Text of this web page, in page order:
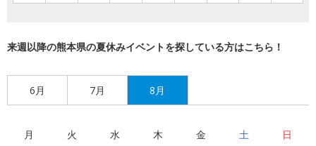
来週以降の熊本県の夏休みイベントを探している方はこちら！
6月 7月 8月
月 火 水 木 金 土 日